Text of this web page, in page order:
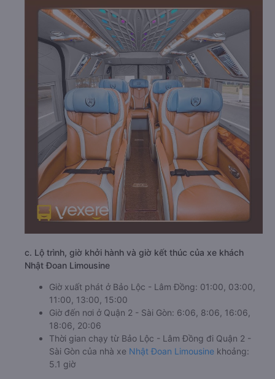
c. Lộ trình, giờ khởi hành và giờ kết thúc của xe khách
Nhật Đoan Limousine
Giờ xuất phát ở Bảo Lộc - Lâm Đồng: 01:00, 03:00,
11:00, 13:00, 15:00
Giờ đến nơi ở Quận 2 - Sài Gòn: 6:06, 8:06, 16:06,
18:06, 20:06
Thời gian chạy từ Bảo Lộc - Lâm Đồng đi Quận 2 -
Sài Gòn của nhà xe Nhật Đoan Limousine khoảng:
5.1 giờ